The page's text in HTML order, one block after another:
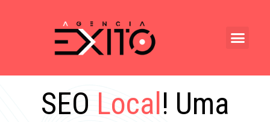
SEO Local ! Uma